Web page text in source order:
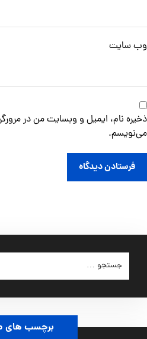
وب‌ سایت
ذخیره نام، ایمیل و وبسایت من در
می‌نویسم.
فرستادن دیدگاه
برچسب های